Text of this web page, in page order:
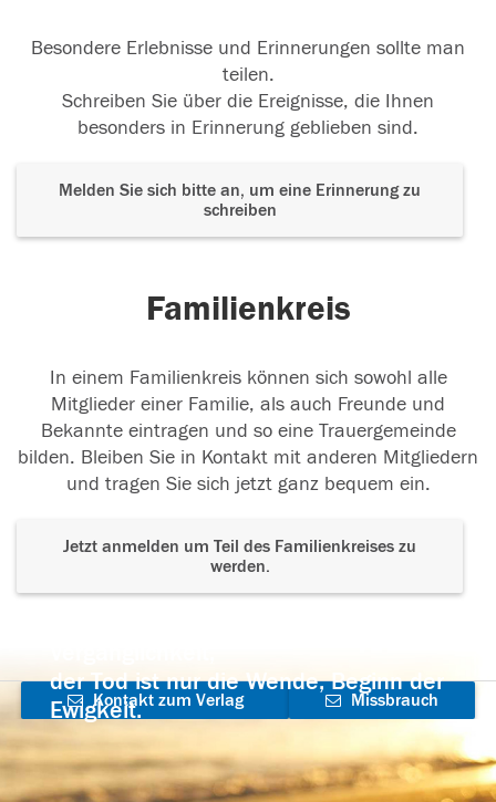
Besondere Erlebnisse und Erinnerungen sollte man
teilen.
Schreiben Sie über die Ereignisse, die Ihnen
besonders in Erinnerung geblieben sind.
Melden Sie sich bitte an, um eine Erinnerung zu
schreiben
Familienkreis
In einem Familienkreis können sich sowohl alle
Mitglieder einer Familie, als auch Freunde und
Bekannte eintragen und so eine Trauergemeinde
bilden. Bleiben Sie in Kontakt mit anderen Mitgliedern
und tragen Sie sich jetzt ganz bequem ein.
Jetzt anmelden um Teil des Familienkreises zu
werden.
der Tod ist nur die Wende, Beginn der
Ewigkeit.
Kontakt zum Verlag
aufnehmen
Missbrauch